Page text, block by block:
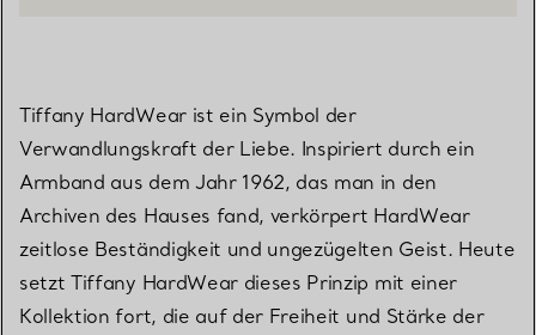
Tiffany HardWear ist ein Symbol der
Verwandlungskraft der Liebe. Inspiriert durch ein
Armband aus dem Jahr 1962, das man in den
Archiven des Hauses fand, verkörpert HardWear
zeitlose Beständigkeit und ungezügelten Geist. Heute
setzt Tiffany HardWear dieses Prinzip mit einer
Kollektion fort, die auf der Freiheit und Stärke der